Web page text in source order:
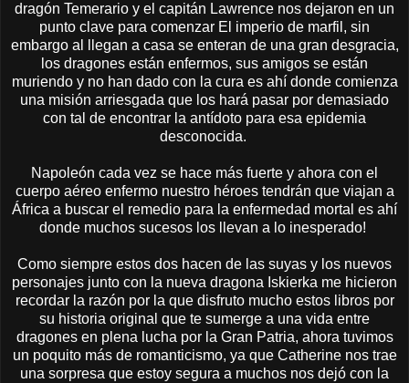
dragón Temerario y el capitán Lawrence nos dejaron en un
punto clave para comenzar El imperio de marfil, sin
embargo al llegan a casa se enteran de una gran desgracia,
los dragones están enfermos, sus amigos se están
muriendo y no han dado con la cura es ahí donde comienza
una misión arriesgada que los hará pasar por demasiado
con tal de encontrar la antídoto para esa epidemia
desconocida.
Napoleón cada vez se hace más fuerte y ahora con el
cuerpo aéreo enfermo nuestro héroes tendrán que viajan a
África a buscar el remedio para la enfermedad mortal es ahí
donde muchos sucesos los llevan a lo inesperado!
Como siempre estos dos hacen de las suyas y los nuevos
personajes junto con la nueva dragona Iskierka me hicieron
recordar la razón por la que disfruto mucho estos libros por
su historia original que te sumerge a una vida entre
dragones en plena lucha por la Gran Patria, ahora tuvimos
un poquito más de romanticismo, ya que Catherine nos trae
una sorpresa que estoy segura a muchos nos dejó con la